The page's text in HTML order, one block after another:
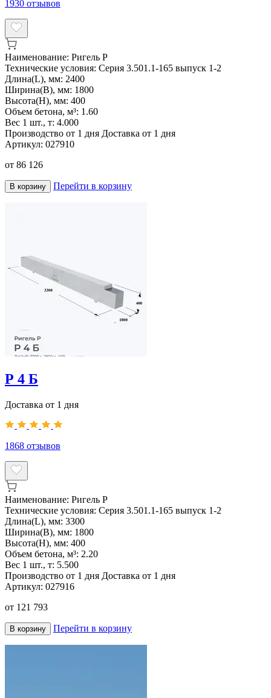
1930 отзывов
Наименование: Ригель Р
Технические условия: Серия 3.501.1-165 выпуск 1-2
Длина(L), мм: 2400
Ширина(B), мм: 1800
Высота(H), мм: 400
Объем бетона, м³: 1.60
Вес 1 шт., т: 4.000
Производство от 1 дня Доставка от 1 дня
Артикул: 027910
от 86 126
В корзину Перейти в корзину
Р 4 Б
Доставка от 1 дня
1868 отзывов
Наименование: Ригель Р
Технические условия: Серия 3.501.1-165 выпуск 1-2
Длина(L), мм: 3300
Ширина(B), мм: 1800
Высота(H), мм: 400
Объем бетона, м³: 2.20
Вес 1 шт., т: 5.500
Производство от 1 дня Доставка от 1 дня
Артикул: 027916
от 121 793
В корзину Перейти в корзину